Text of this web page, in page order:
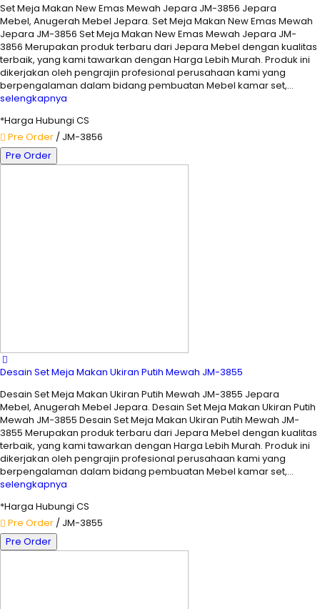
Set Meja Makan New Emas Mewah Jepara JM-3856 Jepara
Mebel, Anugerah Mebel Jepara. Set Meja Makan New Emas Mewah
Jepara JM-3856 Set Meja Makan New Emas Mewah Jepara JM-
3856 Merupakan produk terbaru dari Jepara Mebel dengan kualitas
terbaik, yang kami tawarkan dengan Harga Lebih Murah. Produk ini
dikerjakan oleh pengrajin profesional perusahaan kami yang
berpengalaman dalam bidang pembuatan Mebel kamar set,…
selengkapnya
*Harga Hubungi CS
Pre Order / JM-3856
Pre Order
Desain Set Meja Makan Ukiran Putih Mewah JM-3855
Desain Set Meja Makan Ukiran Putih Mewah JM-3855 Jepara
Mebel, Anugerah Mebel Jepara. Desain Set Meja Makan Ukiran Putih
Mewah JM-3855 Desain Set Meja Makan Ukiran Putih Mewah JM-
3855 Merupakan produk terbaru dari Jepara Mebel dengan kualitas
terbaik, yang kami tawarkan dengan Harga Lebih Murah. Produk ini
dikerjakan oleh pengrajin profesional perusahaan kami yang
berpengalaman dalam bidang pembuatan Mebel kamar set,…
selengkapnya
*Harga Hubungi CS
Pre Order / JM-3855
Pre Order